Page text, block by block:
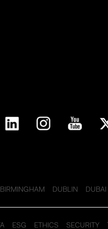
BIRMINGHAM DUBLIN DUBAI
SECURITY
ETHICS
ESG